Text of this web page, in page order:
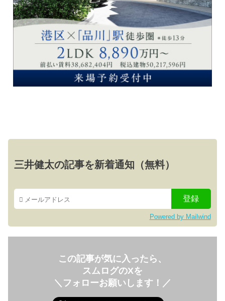
三井健太の記事を新着通知（無料）
Powered by Mailwind
この記事が気に入ったら、
スムログのXを
＼フォローお願いします！／